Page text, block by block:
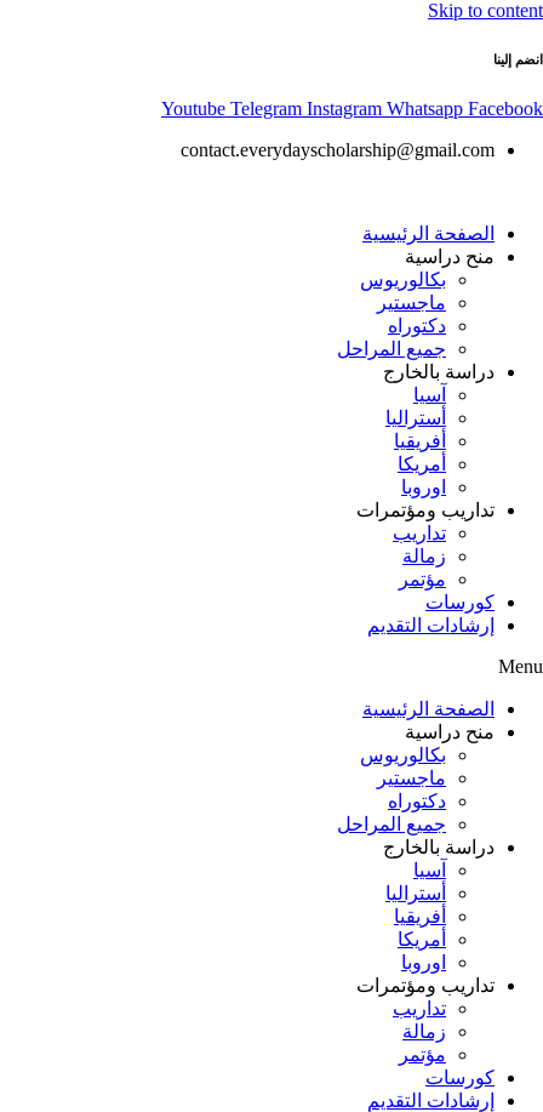
Skip to content
انضم إلينا
Youtube Telegram Instagram Whatsapp Facebook
contact.everydayscholarship@gmail.com
الصفحة الرئيسية
منح دراسية
بكالوريوس
ماجستير
دكتوراه
جميع المراحل
دراسة بالخارج
آسيا
أستراليا
أفريقيا
أمريكا
اوروبا
تداريب ومؤتمرات
تداريب
زمالة
مؤتمر
كورسات
إرشادات التقديم
Menu
الصفحة الرئيسية
منح دراسية
بكالوريوس
ماجستير
دكتوراه
جميع المراحل
دراسة بالخارج
آسيا
أستراليا
أفريقيا
أمريكا
اوروبا
تداريب ومؤتمرات
تداريب
زمالة
مؤتمر
كورسات
إرشادات التقديم